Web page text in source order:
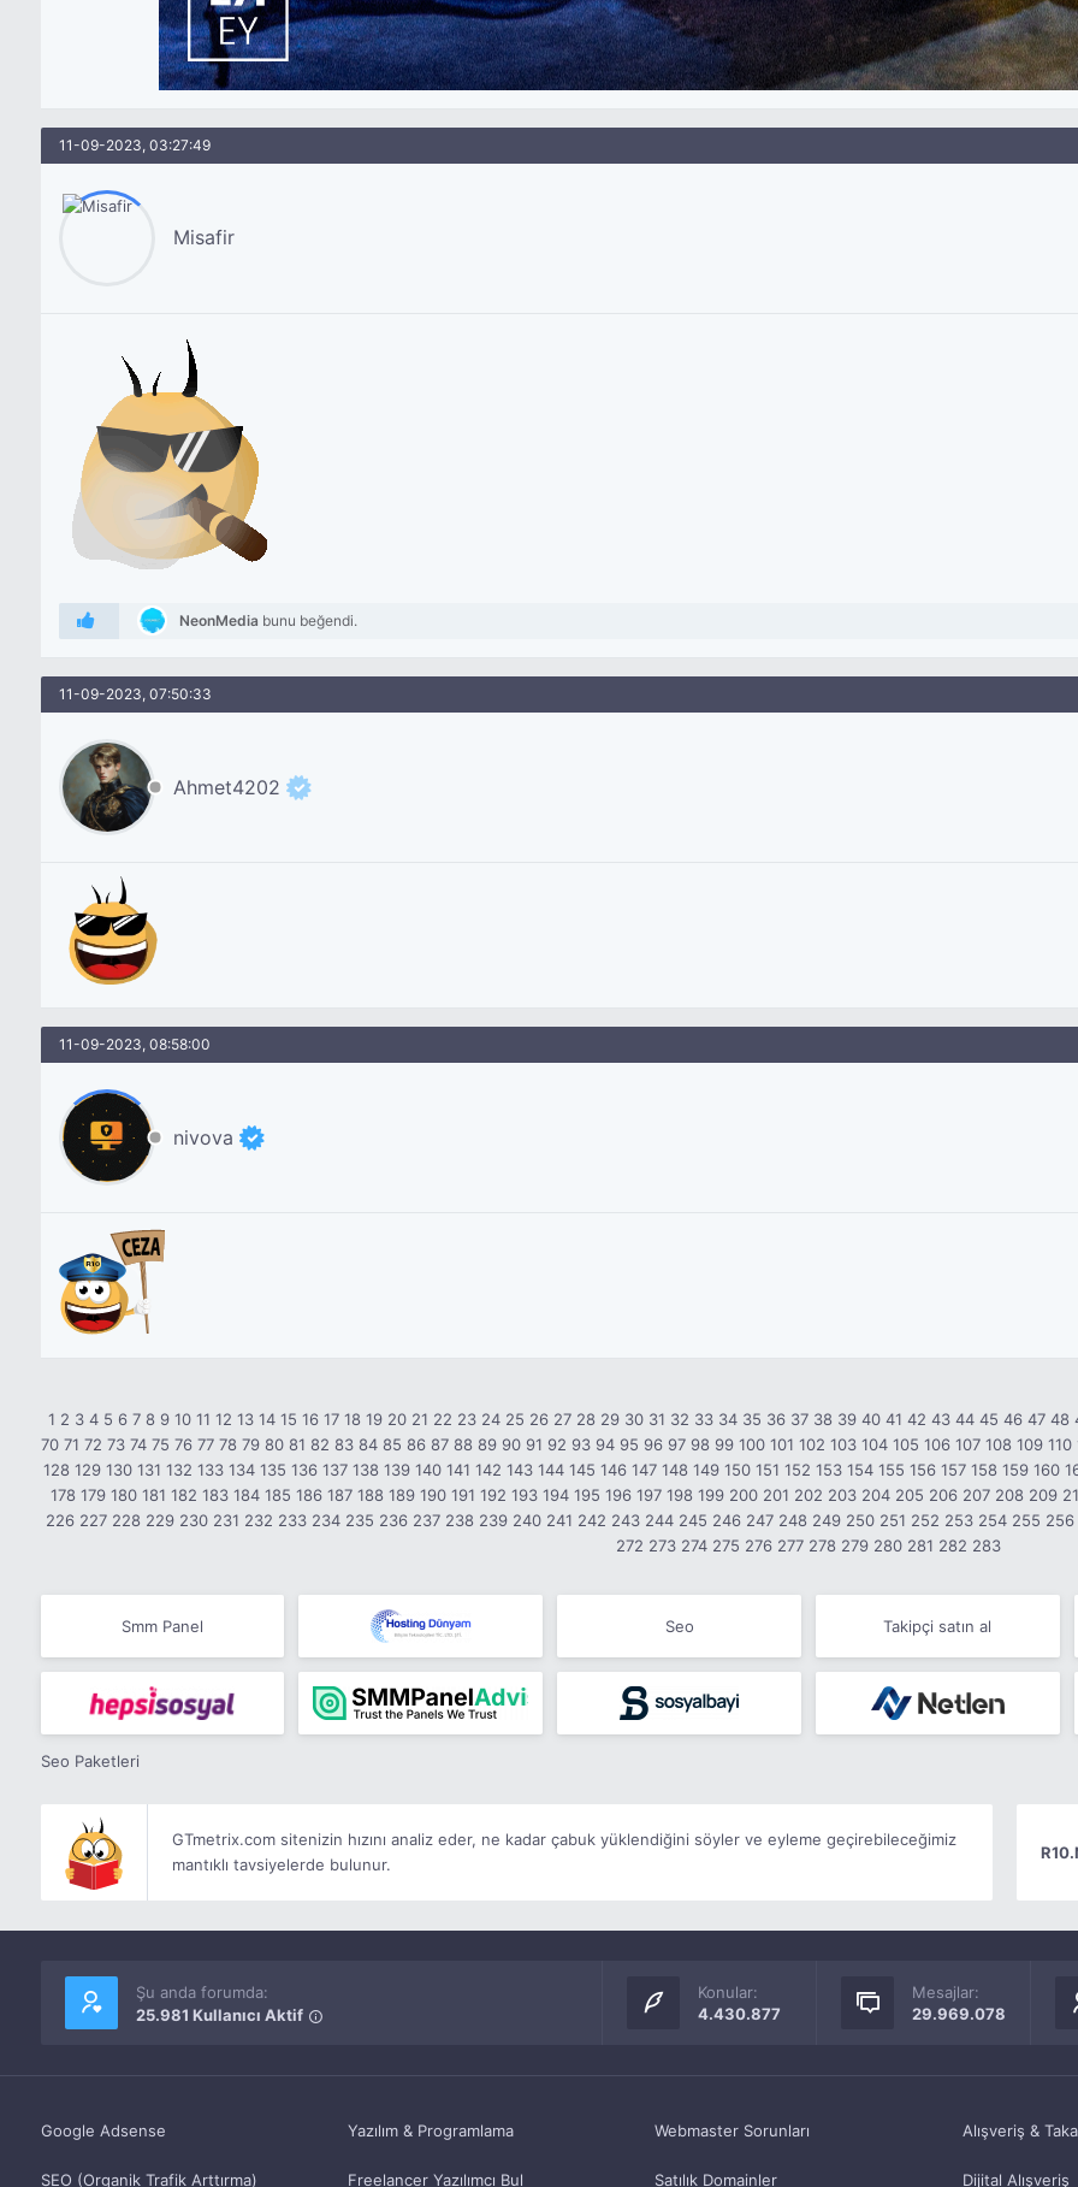
11-09-2023, 03:27:49
Misafir
NeonMedia bunu beğendi.
11-09-2023, 07:50:33
Ahmet4202
11-09-2023, 08:58:00
nivova
1 2 3 4 5 6 7 8 9 10 11 12 13 14 15 16 17 18 19 20 21 22 23 24 25 26 27 28 29 30 31 32 33 34 35 36 37 38 39 40 41 42 43 44 45 46 47 48
70 71 72 73 74 75 76 77 78 79 80 81 82 83 84 85 86 87 88 89 90 91 92 93 94 95 96 97 98 99 100 101 102 103 104 105 106 107 108 109 110
128 129 130 131 132 133 134 135 136 137 138 139 140 141 142 143 144 145 146 147 148 149 150 151 152 153 154 155 156 157 158 159 160
178 179 180 181 182 183 184 185 186 187 188 189 190 191 192 193 194 195 196 197 198 199 200 201 202 203 204 205 206 207 208 209
226 227 228 229 230 231 232 233 234 235 236 237 238 239 240 241 242 243 244 245 246 247 248 249 250 251 252 253 254 255 256
272 273 274 275 276 277 278 279 280 281 282 283
Smm Panel Seo Takipçi satın al
Seo Paketleri
GTmetrix.com sitenizin hızını analiz eder, ne kadar çabuk yüklendiğini söyler ve eyleme geçirebileceğimiz
mantıklı tavsiyelerde bulunur.
Şu anda forumda:
25.981 Kullanıcı Aktif
Konular:
4.430.877
Mesajlar:
29.969.078
Google Adsense
SEO (Organik Trafik Arttırma)
Yazılım & Programlama
Freelancer Yazılımcı Bul
Webmaster Sorunları
Satılık Domainler
Alışveriş &
Dijital Alışveriş